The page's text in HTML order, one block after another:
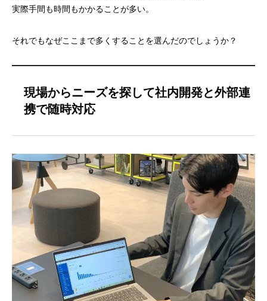
実際手間も時間もかかることが多い。
それでもなぜここまで多くすることを選んだのでしょうか？
現場からニーズを探して社内開発と外部連
携で随時対応